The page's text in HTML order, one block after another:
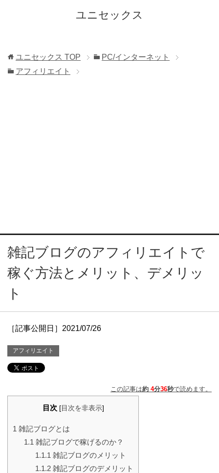
ユニセックス
ユニセックス TOP
PC/インターネット
アフィリエイト
雑記ブログのアフィリエイトで
稼ぐ方法とメリット、デメリッ
ト
［記事公開日］2021/07/26
アフィリエイト
この記事は約 4分36秒で読めます。
目次 [目次を非表示]
1 雑記ブログとは
1.1 雑記ブログで稼げるのか？
1.1.1 雑記ブログのメリット
1.1.2雑記ブログのデメリット